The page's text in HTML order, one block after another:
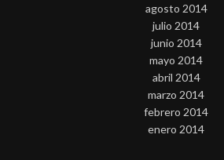
agosto 2014
julio 2014
junio 2014
mayo 2014
abril 2014
marzo 2014
febrero 2014
enero 2014